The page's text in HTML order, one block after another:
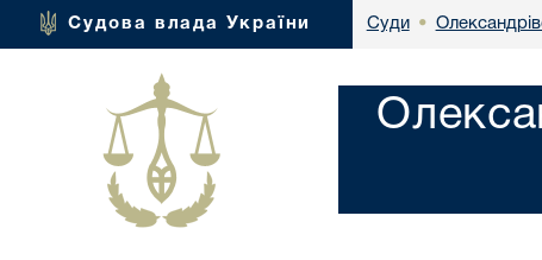
Судова влада України Суди •